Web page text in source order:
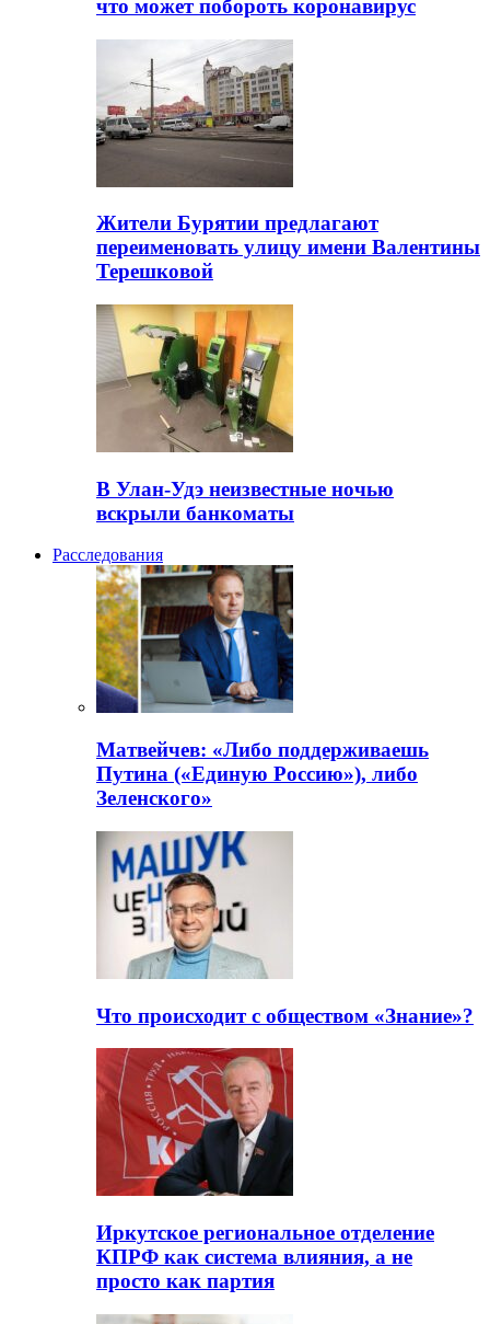
что может побороть коронавирус
Жители Бурятии предлагают
переименовать улицу имени Валентины
Терешковой
В Улан-Удэ неизвестные ночью
вскрыли банкоматы
Расследования
Матвейчев: «Либо поддерживаешь
Путина («Единую Россию»), либо
Зеленского»
Что происходит с обществом «Знание»?
Иркутское региональное отделение
КПРФ как система влияния, а не
просто как партия